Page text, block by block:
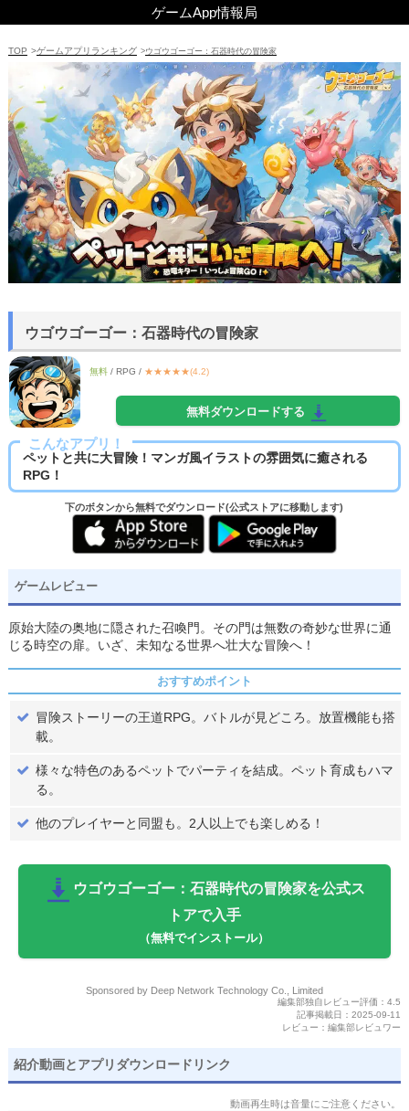
TOP >ゲームアプリランキング >ウゴウゴーゴー：石器時代の冒険家
ウゴウゴーゴー：石器時代の冒険家
無料/ RPG / ★★★★★(4.2)
無料ダウンロードする
こんなアプリ！
ペットと共に大冒険！マンガ風イラストの雰囲気に癒される
RPG！
下のボタンから無料でダウンロード(公式ストアに移動します)
ゲームレビュー
原始大陸の奥地に隠された召喚門。その門は無数の奇妙な世界に通
じる時空の扉。いざ、未知なる世界へ壮大な冒険へ！
おすすめポイント
冒険ストーリーの王道RPG。バトルが見どころ。放置機能も搭
載。
様々な特色のあるペットでパーティを結成。ペット育成もハマ
る。
他のプレイヤーと同盟も。2人以上でも楽しめる！
ウゴウゴーゴー：石器時代の冒険家を公式ス
トアで入手
（無料でインストール）
Sponsored by Deep Network Technology Co., Limited
編集部独自レビュー評価：4.5
記事掲載日：2025-09-11
レビュー：編集部レビュワー
紹介動画とアプリダウンロードリンク
動画再生時は音量にご注意ください。